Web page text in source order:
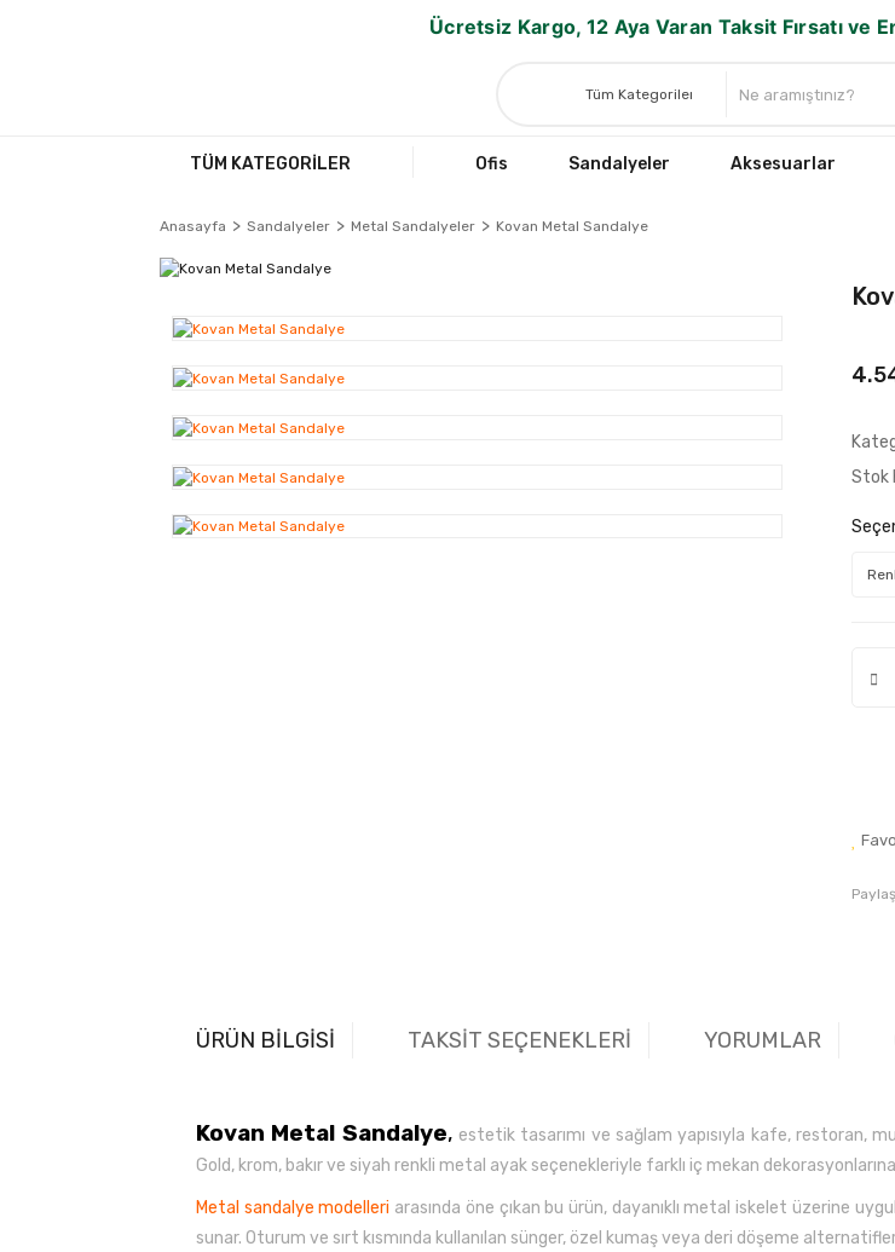
Ücretsiz Kargo, 12 Aya Varan Taksit Fırsatı ve
TÜM KATEGORİLER Ofis Sandalyeler Aksesuarlar
Anasayfa Sandalyeler Metal Sandalyeler Kovan Metal Sandalye
Stok
ÜRÜN BİLGİSİ TAKSİT SEÇENEKLERİ YORUMLAR
Kovan Metal Sandalye, estetik tasarımı ve sağlam yapısıyla kafe, restoran,
Gold, krom, bakır ve siyah renkli metal ayak seçenekleriyle farklı iç mekan
Metal sandalye modelleri arasında öne çıkan bu ürün, dayanıklı metal iskelet üzerine
sunar. Oturum ve sırt kısmında kullanılan sünger, özel kumaş veya deri döşeme